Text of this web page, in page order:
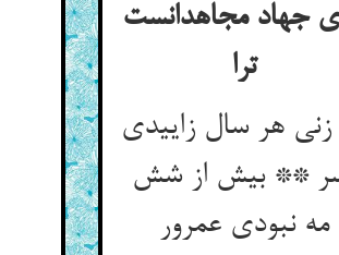
جهاد مجاهدانست
ترا
هر سال زاییدی
** بیش از شش
مه نبودی عمرور